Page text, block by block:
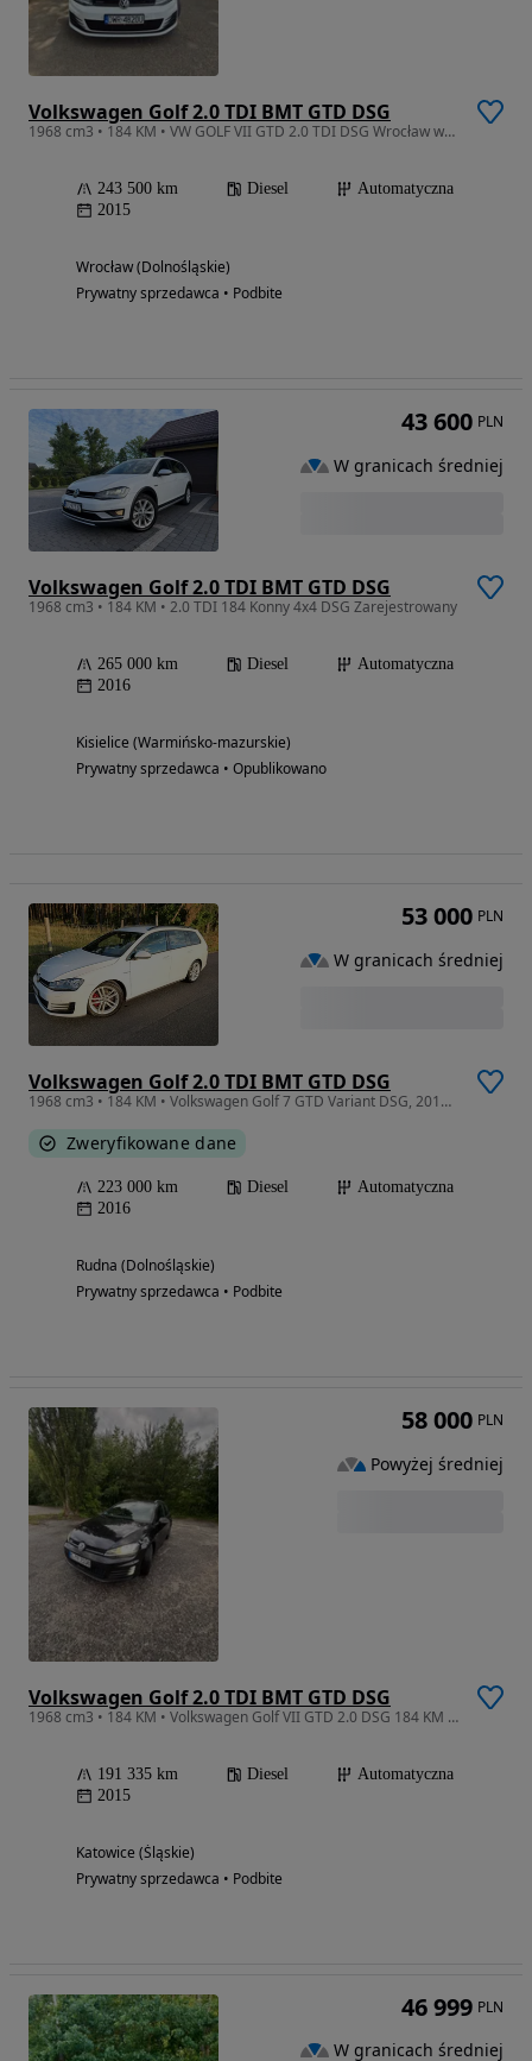
Volkswagen Golf 2.0 TDI BMT GTD DSG
1968 cm3 • 184 KM • VW GOLF VII GTD 2.0 TDI DSG Wrocław webasto hak panorama prywatnie
243 500 km Diesel
Automatyczna
2015
Wrocław (Dolnośląskie)
Prywatny sprzedawca • Podbite
Volkswagen Golf 2.0 TDI BMT GTD DSG
1968 cm3 • 184 KM • 2.0 TDI 184 Konny 4x4 DSG Zarejestrowany
265 000 km Diesel
Automatyczna
2016
Kisielice (Warmińsko-mazurskie)
Prywatny sprzedawca • Opublikowano
43 600 PLN
W granicach średniej
Volkswagen Golf 2.0 TDI BMT GTD DSG
1968 cm3 • 184 KM • Volkswagen Golf 7 GTD Variant DSG, 2016r., bardzo dobry stan !
Zweryfikowane dane
223 000 km Diesel
Automatyczna
2016
Rudna (Dolnośląskie)
Prywatny sprzedawca • Podbite
53 000 PLN
W granicach średniej
Volkswagen Golf 2.0 TDI BMT GTD DSG
1968 cm3 • 184 KM • Volkswagen Golf VII GTD 2.0 DSG 184 KM WEBASTO/ Panoramiczny dach/ACC
191 335 km Diesel
Automatyczna
2015
Katowice (Śląskie)
Prywatny sprzedawca • Podbite
58 000 PLN
Powyżej średniej
46 999 PLN
W granicach średniej